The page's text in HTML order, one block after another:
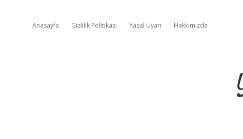
Anasayfa Gizlilik Politikası Yasal Uyarı Hakkımızda